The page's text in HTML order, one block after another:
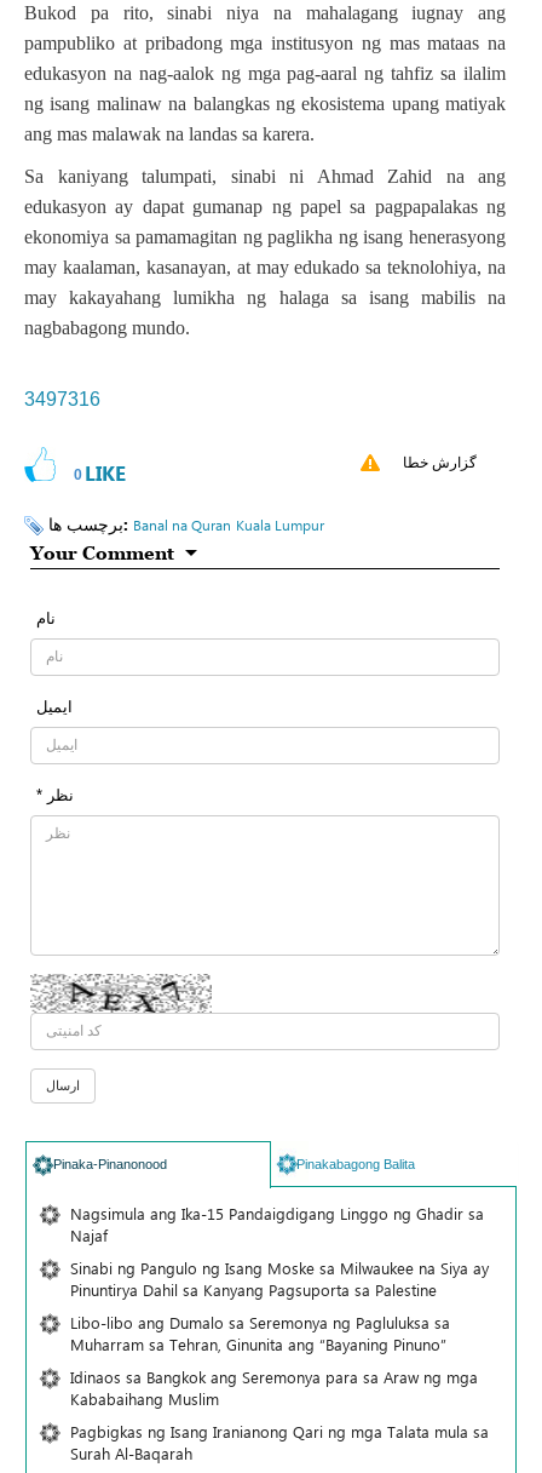
Bukod pa rito, sinabi niya na mahalagang iugnay ang
pampubliko at pribadong mga institusyon ng mas mataas na
edukasyon na nag-aalok ng mga pag-aaral ng tahfiz sa ilalim
ng isang malinaw na balangkas ng ekosistema upang matiyak
ang mas malawak na landas sa karera.
Sa kaniyang talumpati, sinabi ni Ahmad Zahid na ang
edukasyon ay dapat gumanap ng papel sa pagpapalakas ng
ekonomiya sa pamamagitan ng paglikha ng isang henerasyong
may kaalaman, kasanayan, at may edukado sa teknolohiya, na
may kakayahang lumikha ng halaga sa isang mabilis na
nagbabagong mundo.
3497316
0 LIKE گزارش خطا
برچسب ها: Banal na Quran Kuala Lumpur
Your Comment
نام
ایمیل
* نظر
Pinaka-Pinanonood Pinakabagong Balita
Nagsimula ang Ika-15 Pandaigdigang Linggo ng Ghadir sa
Najaf
Sinabi ng Pangulo ng Isang Moske sa Milwaukee na Siya ay
Pinuntirya Dahil sa Kanyang Pagsuporta sa Palestine
Libo-libo ang Dumalo sa Seremonya ng Pagluluksa sa
Muharram sa Tehran, Ginunita ang “Bayaning Pinuno”
Idinaos sa Bangkok ang Seremonya para sa Araw ng mga
Kababaihang Muslim
Pagbigkas ng Isang Iranianong Qari ng mga Talata mula sa
Surah Al-Baqarah